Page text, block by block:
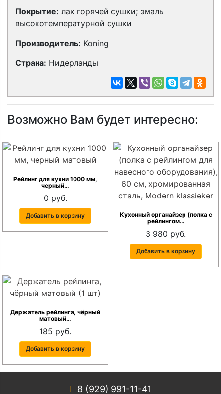
Покрытие: лак горячей сушки; эмаль
высокотемпературной сушки
Производитель: Koning
Страна: Нидерланды
Возможно Вам будет интересно:
Рейлинг для кухни 1000 мм,
черный…
0 руб.
Добавить в корзину
Кухонный органайзер (полка с
рейлингом…
3 980 руб.
Добавить в корзину
Держатель рейлинга, чёрный
матовый…
185 руб.
Добавить в корзину
8 (929) 991-11-41